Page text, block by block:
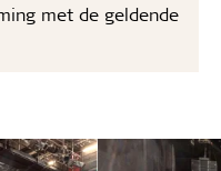
met de geldende